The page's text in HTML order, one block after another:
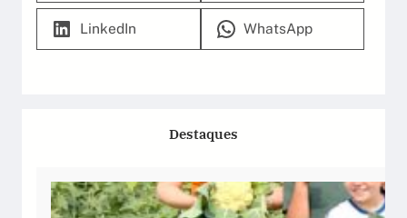
LinkedIn WhatsApp
Destaques